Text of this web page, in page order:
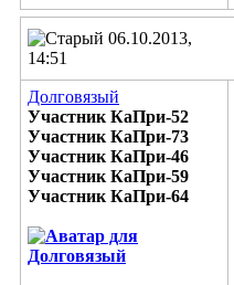
06.10.2013,
14:51
Долговязый
Участник КаПри-52
Участник КаПри-73
Участник КаПри-46
Участник КаПри-59
Участник КаПри-64